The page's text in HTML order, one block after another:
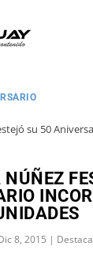
NÚÑEZ
8, 2015 |